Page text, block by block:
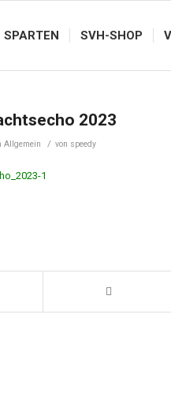
SPARTEN SVH-SHOP
2023
Allgemein / von speedy
1